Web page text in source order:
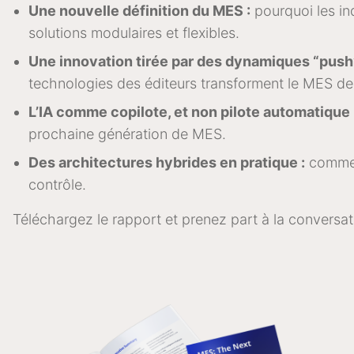
Une nouvelle définition du MES : pourquoi les
solutions modulaires et flexibles.
Une innovation tirée par des dynamiques
technologies des éditeurs transforment le MES
L’IA comme copilote, et non pilote automatique
prochaine génération de MES.
Des architectures hybrides en pratique :
contrôle.
Téléchargez le rapport et prenez part à la